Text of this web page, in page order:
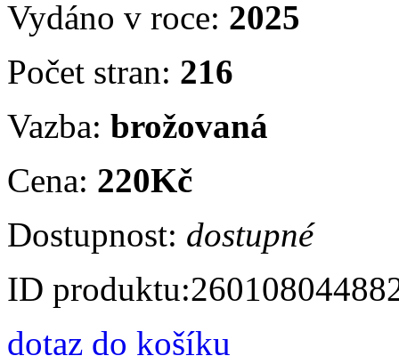
Vydáno v roce: 2025
Počet stran: 216
Vazba: brožovaná
Cena: 220Kč
Dostupnost: dostupné
ID produktu:
dotaz do košíku